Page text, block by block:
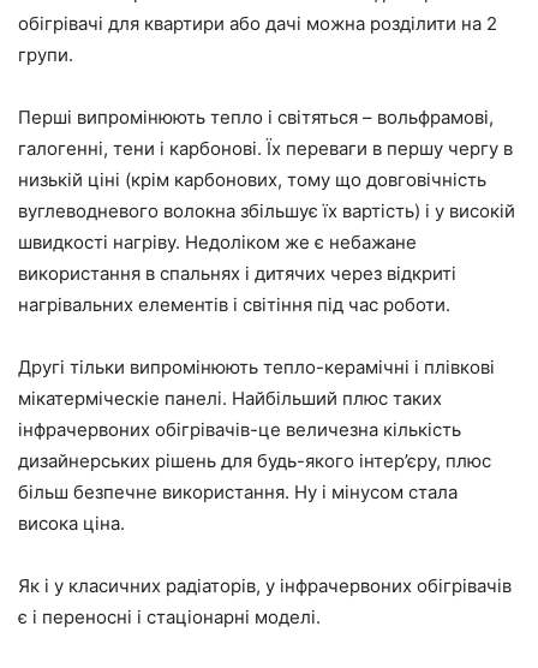
обігрівачі для квартири або дачі можна розділити на 2
групи.
Перші випромінюють тепло і світяться – вольфрамові,
галогенні, тени і карбонові. Їх переваги в першу чергу в
низькій ціні (крім карбонових, тому що довговічність
вуглеводневого волокна збільшує їх вартість) і у високій
швидкості нагріву. Недоліком же є небажане
використання в спальнях і дитячих через відкриті
нагрівальних елементів і світіння під час роботи.
Другі тільки випромінюють тепло-керамічні і плівкові
мікатерміческіе панелі. Найбільший плюс таких
інфрачервоних обігрівачів-це величезна кількість
дизайнерських рішень для будь-якого інтер’єру, плюс
більш безпечне використання. Ну і мінусом стала
висока ціна.
Як і у класичних радіаторів, у інфрачервоних обігрівачів
є і переносні і стаціонарні моделі.